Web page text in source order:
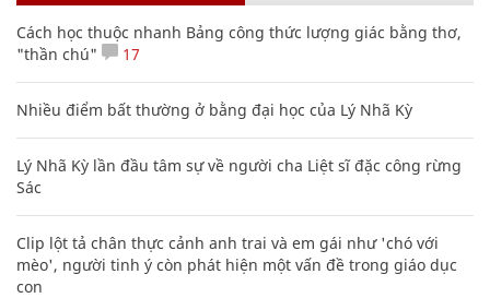
Cách học thuộc nhanh Bảng công thức lượng giác bằng thơ,
"thần chú"
17
Nhiều điểm bất thường ở bằng đại học của Lý Nhã Kỳ
Lý Nhã Kỳ lần đầu tâm sự về người cha Liệt sĩ đặc công rừng
Sác
Clip lột tả chân thực cảnh anh trai và em gái như 'chó với
mèo', người tinh ý còn phát hiện một vấn đề trong giáo dục
con